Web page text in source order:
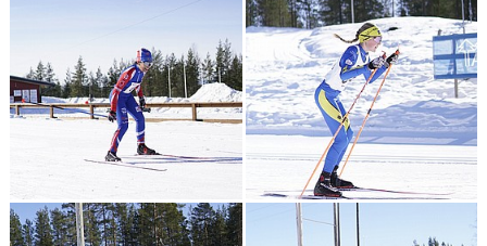
TÄVLINGAR
KOMMUNSKIDAN